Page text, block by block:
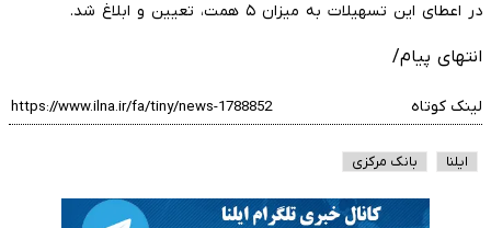
در اعطای این تسهیلات به میزان ۵ همت، تعیین و ابلاغ شد.
انتهای پیام/
لینک کوتاه
ایلنا بانک مرکزی